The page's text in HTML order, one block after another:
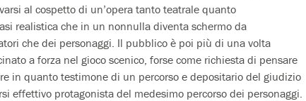
al cospetto di un’opera tanto teatrale quanto
realistica che in un nonnulla diventa schermo da
che dei personaggi. Il pubblico è poi più di una volta
a forza nel gioco scenico, forse come richiesta di pensare
in quanto testimone di un percorso e depositario del giudizio
effettivo protagonista del medesimo percorso dei personaggi.